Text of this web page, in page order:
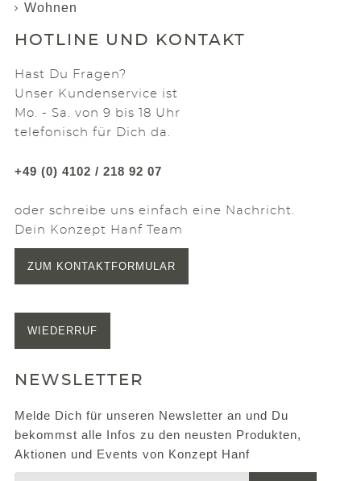
Wohnen
HOTLINE UND KONTAKT
Hast Du Fragen?
Unser Kundenservice ist
Mo. - Sa. von 9 bis 18 Uhr
telefonisch für Dich da.
+49 (0) 4102 / 218 92 07
oder schreibe uns einfach eine Nachricht.
Dein Konzept Hanf Team
ZUM KONTAKTFORMULAR
WIEDERRUF
NEWSLETTER
Melde Dich für unseren Newsletter an und Du
bekommst alle Infos zu den neusten Produkten,
Aktionen und Events von Konzept Hanf